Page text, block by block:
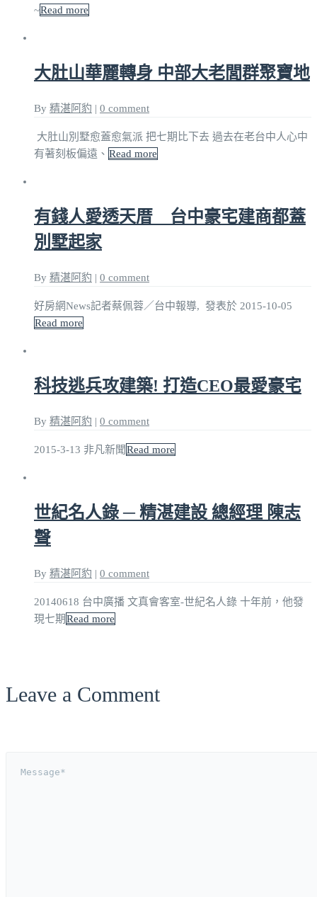
~Read more
大肚山華麗轉身 中部大老閭群聚寶地
By 精湛阿豹 | 0 comment
大肚山別墅愈蓋愈氣派 把七期比下去 過去在老台中人心中
有著刻板偏遠、 Read more
有錢人愛透天厝 台中豪宅建商都蓋
別墅起家
By 精湛阿豹 | 0 comment
好房網News記者蔡佩蓉／台中報導, 發表於 2015-10-05
Read more
科技逃兵攻建築! 打造CEO最愛豪宅
By 精湛阿豹 | 0 comment
2015-3-13 非凡新聞Read more
世紀名人錄 ─ 精湛建設 總經理 陳志
聲
By 精湛阿豹 | 0 comment
20140618 台中廣播 文真會客室-世紀名人錄 十年前，他發
現七期Read more
Leave a Comment